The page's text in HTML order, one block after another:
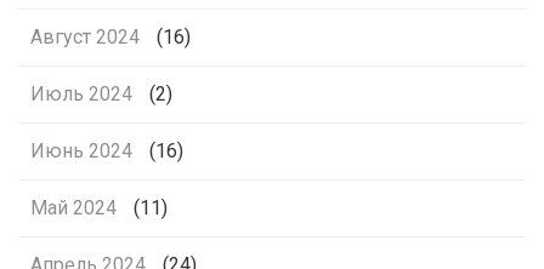
Август 2024 (16)
Июль 2024 (2)
Июнь 2024 (16)
Май 2024 (11)